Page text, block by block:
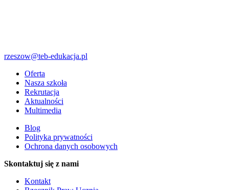
rzeszow@teb-edukacja.pl
Oferta
Nasza szkoła
Rekrutacja
Aktualności
Multimedia
Blog
Polityka prywatności
Ochrona danych osobowych
Skontaktuj się z nami
Kontakt